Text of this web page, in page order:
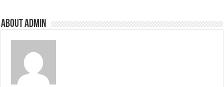
About admin